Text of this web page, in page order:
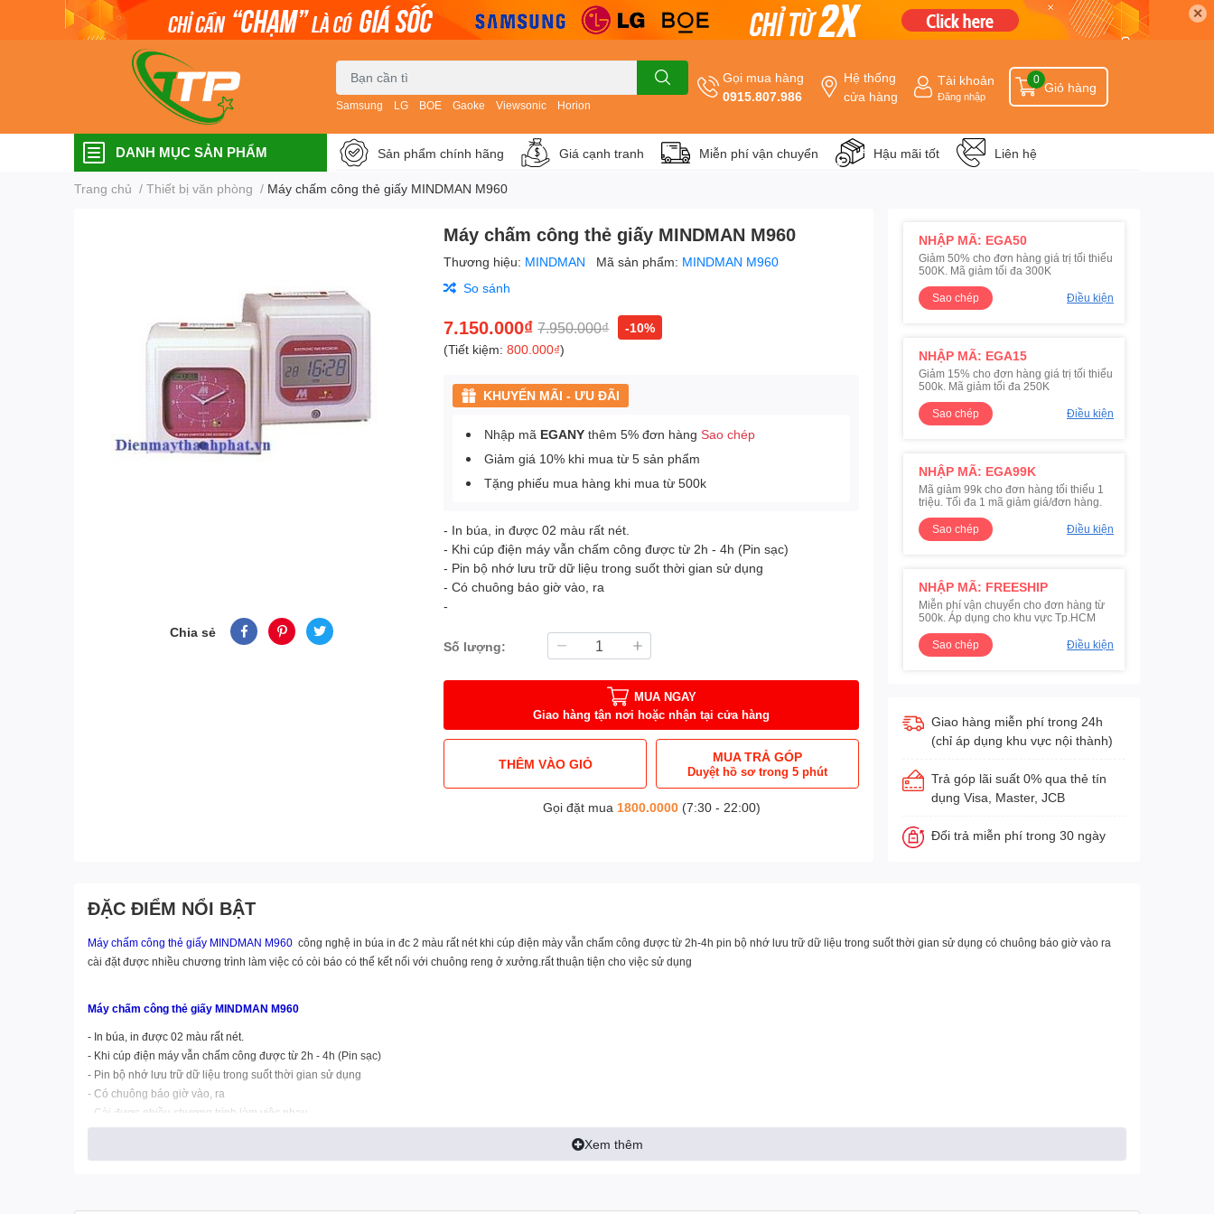
✕
Samsung LG BOE Gaoke Viewsonic Horion
Gọi mua hàng
0915.807.986
Hệ thống
cửa hàng
Tài khoản
Đăng nhập
Giỏ hàng
0
DANH MỤC SẢN PHẨM Sản phẩm chính hãng Giá cạnh tranh Miễn phí vận chuyển Hậu mãi tốt Liên hệ
Trang chủ / Thiết bị văn phòng / Máy chấm công thẻ giấy MINDMAN M960
Chia sẻ
Máy chấm công thẻ giấy MINDMAN M960
Thương hiệu: MINDMAN Mã sản phẩm: MINDMAN M960
So sánh
7.150.000₫ 7.950.000₫
-10%
(Tiết kiệm:800.000₫)
KHUYẾN MÃI - ƯU ĐÃI
Nhập mã EGANY thêm 5% đơn hàngSao chép
Giảm giá 10% khi mua từ 5 sản phẩm
Tặng phiếu mua hàng khi mua từ 500k
- In búa, in được 02 màu rất nét.
- Khi cúp điện máy vẫn chấm công được từ 2h - 4h (Pin sạc)
- Pin bộ nhớ lưu trữ dữ liệu trong suốt thời gian sử dụng
- Có chuông báo giờ vào, ra
-
Số lượng:
MUA NGAY
Giao hàng tận nơi hoặc nhận tại cửa hàng
THÊM VÀO GIỎ MUA TRẢ GÓP
Duyệt hồ sơ trong 5 phút
Gọi đặt mua 1800.0000(7:30 - 22:00)
NHẬP MÃ: EGA50
Giảm 50% cho đơn hàng giá trị tối thiểu
500K. Mã giảm tối đa 300K
Sao chép
Điều kiện
NHẬP MÃ: EGA15
Giảm 15% cho đơn hàng giá trị tối thiểu
500k. Mã giảm tối đa 250K
Sao chép
Điều kiện
NHẬP MÃ: EGA99K
Mã giảm 99k cho đơn hàng tối thiểu 1
triệu. Tối đa 1 mã giảm giá/đơn hàng.
Sao chép
Điều kiện
NHẬP MÃ: FREESHIP
Miễn phí vận chuyển cho đơn hàng từ
500k. Áp dụng cho khu vực Tp.HCM
Sao chép
Điều kiện
Giao hàng miễn phí trong 24h
(chỉ áp dụng khu vực nội thành)
Trả góp lãi suất 0% qua thẻ tín
dụng Visa, Master, JCB
Đổi trả miễn phí trong 30 ngày
ĐẶC ĐIỂM NỔI BẬT
Máy chấm công thẻ giấy MINDMAN M960 công nghệ in búa in đc 2 màu rất nét khi cúp điện mày vẫn chấm công được từ 2h-4h pin bộ nhớ lưu trữ dữ liệu trong suốt thời gian sử dụng có chuông báo giờ vào ra
cài đặt được nhiều chương trình làm việc có còi báo có thể kết nối với chuông reng ở xưởng.rất thuận tiện cho việc sử dụng
Máy chấm công thẻ giấy MINDMAN M960
- In búa, in được 02 màu rất nét.
- Khi cúp điện máy vẫn chấm công được từ 2h - 4h (Pin sạc)
- Pin bộ nhớ lưu trữ dữ liệu trong suốt thời gian sử dụng
- Có chuông báo giờ vào, ra
- Cài được nhiều chương trình làm việc nhau.
- Có còi báo, có thể kết nối với chuông reng ở xưởng
- Thiết kế rất đẹp, trang nhã.
Xem thêm